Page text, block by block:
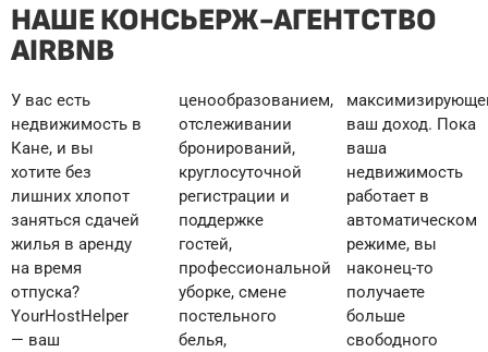
НАШЕ КОНСЬЕРЖ-АГЕНТСТВО
AIRBNB
У вас есть
недвижимость в
Кане, и вы
хотите без
лишних хлопот
заняться сдачей
жилья в аренду
на время
отпуска?
YourHostHelper
— ваш
ценообразованием,
отслеживании
бронирований,
круглосуточной
регистрации и
поддержке
гостей,
профессиональной
уборке, смене
постельного
белья,
максимизирующего
ваш доход. Пока
ваша
недвижимость
работает в
автоматическом
режиме, вы
наконец-то
получаете
больше
свободного